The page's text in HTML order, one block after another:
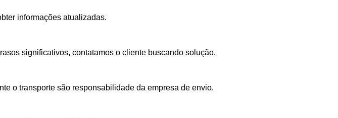
informações atualizadas.
significativos, contatamos o cliente buscando solução.
o transporte são responsabilidade da empresa de envio.